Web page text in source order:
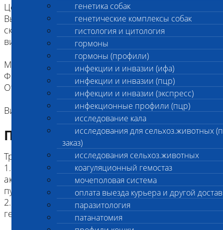
генетика собак
генетические комплексы собак
гистология и цитология
гормоны
гормоны (профили)
инфекции и инвазии (ифа)
инфекции и инвазии (пцр)
инфекции и инвазии (экспресс)
инфекционные профили (пцр)
исследование кала
исследования для сельхоз.животных
заказ)
исследования сельхоз.животных
коагуляционный гемостаз
мочеполовая система
оплата выезда курьера и другой
паразитология
патанатомия
Цель исследовнаия:
Выявление антител в крови крупного рогатого
скота (КРС) к респираторному-синтициальному
вирусу (РСВ).
Метод: Серологический, реакция: качественная
Форма выдачи результата: Положительно/
Отрицательно
Вид животных: крупный рогатый скот (КРС)
Подготовка к исследованию
Требования к взятию материала:
1. Кровь в пробирке для биохимии (с
активатором свертывания или гранулами) или
пустой пробирке - мин. объем 1 мл,
2. Сыворотка- мин.объем 150 мкл. Без признаков
гемолиза и бактериальной контаминации